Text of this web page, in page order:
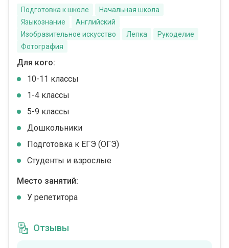
Подготовка к школе
Начальная школа
Языкознание
Английский
Изобразительное искусство
Лепка
Рукоделие
Фотография
Для кого:
10-11 классы
1-4 классы
5-9 классы
Дошкольники
Подготовка к ЕГЭ (ОГЭ)
Студенты и взрослые
Место занятий:
У репетитора
Отзывы